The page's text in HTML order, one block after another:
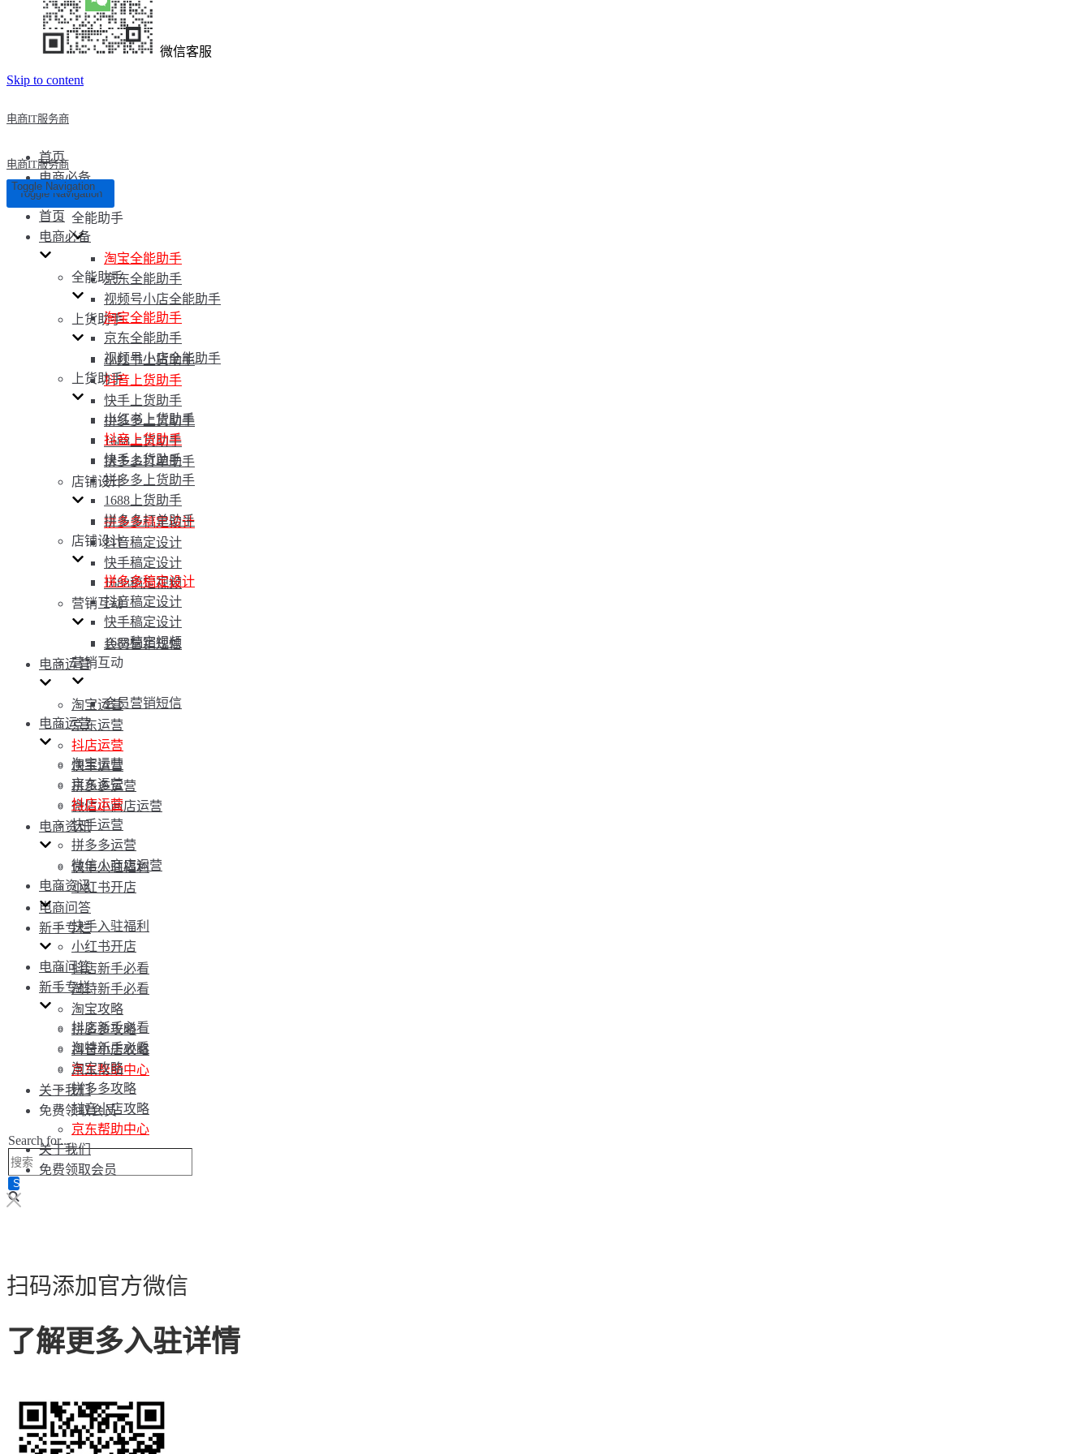
微信客服
Skip to content
电商IT服务商
首页
电商必备
全能助手
淘宝全能助手
京东全能助手
视频号小店全能助手
上货助手
小红书上货助手
抖音上货助手
快手上货助手
拼多多上货助手
1688上货助手
拼多多打单助手
店铺设计
拼多多稿定设计
抖音稿定设计
快手稿定设计
1688稿定视频
营销互动
会员营销短信
电商运营
淘宝运营
京东运营
抖店运营
快手运营
拼多多运营
微信小商店运营
电商资讯
快手入驻福利
小红书开店
电商问答
新手专栏
抖店新手必看
淘特新手必看
淘宝攻略
拼多多攻略
抖音小店攻略
京东帮助中心
关于我们
免费领取会员
Search for...
电商IT服务商
Toggle Navigation
Toggle Navigation
首页
电商必备
全能助手
淘宝全能助手
京东全能助手
视频号小店全能助手
上货助手
小红书上货助手
抖音上货助手
快手上货助手
拼多多上货助手
1688上货助手
拼多多打单助手
店铺设计
拼多多稿定设计
抖音稿定设计
快手稿定设计
1688稿定视频
营销互动
会员营销短信
电商运营
淘宝运营
京东运营
抖店运营
快手运营
拼多多运营
微信小商店运营
电商资讯
快手入驻福利
小红书开店
电商问答
新手专栏
抖店新手必看
淘特新手必看
淘宝攻略
拼多多攻略
抖音小店攻略
京东帮助中心
关于我们
免费领取会员
扫码添加官方微信
了解更多入驻详情